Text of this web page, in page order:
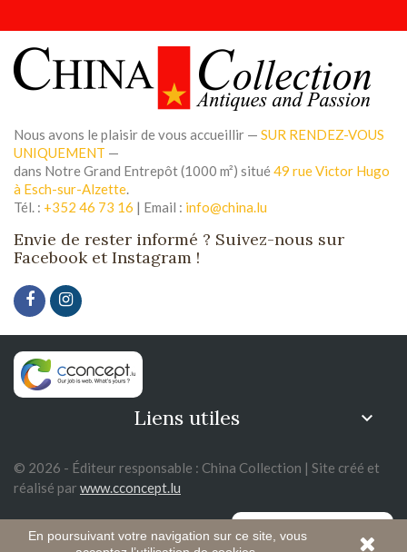
Nous avons le plaisir de vous accueillir — SUR RENDEZ-VOUS
UNIQUEMENT —
dans Notre Grand Entrepôt (1000 m²) situé 49 rue Victor Hugo
à Esch-sur-Alzette.
Tél. : +352 46 73 16 | Email : info@china.lu
Envie de rester informé ? Suivez-nous sur
Facebook et Instagram !
Liens utiles 
En poursuivant votre navigation sur ce site, vous
© 2026 - Éditeur responsable : China Collection | Site créé et
réalisé par www.cconcept.lu